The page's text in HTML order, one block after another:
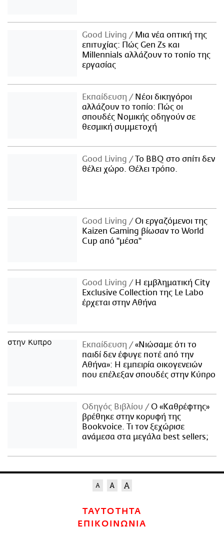
Good Living
Μια νέα οπτική της
επιτυχίας: Πώς Gen Zs και
Millennials αλλάζουν το τοπίο της
εργασίας
Εκπαίδευση
Νέοι δικηγόροι
αλλάζουν το τοπίο: Πώς οι
σπουδές Νομικής οδηγούν σε
θεσμική συμμετοχή
Good Living
Το BBQ στο σπίτι δεν
θέλει χώρο. Θέλει τρόπο.
Good Living
Οι εργαζόμενοι της
Kaizen Gaming βίωσαν το World
Cup από "μέσα"
Good Living
Η εμβληματική City
Exclusive Collection της Le Labo
έρχεται στην Αθήνα
Εκπαίδευση
«Νιώσαμε ότι το
παιδί δεν έφυγε ποτέ από την
Αθήνα»: Η εμπειρία οικογενειών
που επέλεξαν σπουδές στην Κύπρο
Οδηγός Βιβλίου
Ο «Καθρέφτης»
βρέθηκε στην κορυφή της
Bookvoice. Τι τον ξεχώρισε
ανάμεσα στα μεγάλα best sellers;
ΤΑΥΤΟΤΗΤΑ
ΕΠΙΚΟΙΝΩΝΙΑ